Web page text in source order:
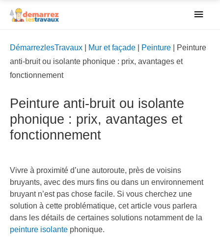
DémarrezlesTravaux Mur et façade Peinture
Peinture
anti-bruit ou isolante phonique : prix, avantages et
fonctionnement
Peinture anti-bruit ou isolante
phonique : prix, avantages et
fonctionnement
Vivre à proximité d’une autoroute, près de voisins
bruyants, avec des murs fins ou dans un environnement
bruyant n’est pas chose facile. Si vous cherchez une
solution à cette problématique, cet article vous parlera
dans les détails de certaines solutions notamment de la
peinture isolante phonique.